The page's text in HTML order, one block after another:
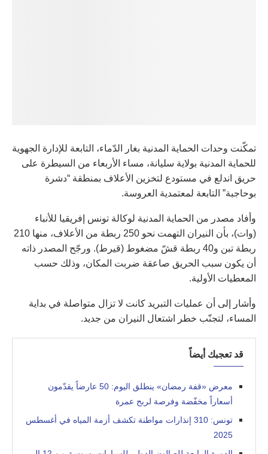
تمكّنت وحدات الحماية المدنية بغار الدّماء، التابعة للإدارة الجهوية
للحماية المدنية بولاية سليانة، مساء الأربعاء من السيطرة على
حريق اندلع في مستودع لتخزين الأعلاف بمنطقة “دشرة
بوحاجبة” التابعة لمعتمدية العروسة.
وأفاد مصدر من الحماية المدنية لوكالة تونس إفريقيا للأنباء
(وات)، بأن النيران التهمت نحو 250 ربطة من الأعلاف، منها 210
ربطة تبن و40 ربطة قشّ مضغوط (قيرط). ورجّح المصدر ذاته
أن يكون سبب الحريق صاعقة ضربت المكان، وذلك حسب
المعطيات الأولية.
وأشار إلى أن عمليات التبريد كانت لا تزال متواصلة في بداية
المساء، لتجنّب خطر اشتعال النيران من جديد.
قد تعجبك أيضاً
معرض «قفة رمضان» ينطلق اليوم: 50 عارضاً يقدّمون
أسعاراً مخفّضة وفرصة لربح عمرة
تونس: 310 إنذارات مواطنة تكشف أزمة المياه في أغسطس
2025